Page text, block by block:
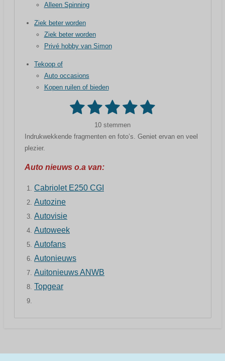
Alleen Spinning
Ziek beter worden
Ziek beter worden
Privé hobby van Simon
Tekoop of
Auto occasions
Kopen ruilen of bieden
i
n
g
5
e
e
1
t
r
2
t
r
r
3
s
t
r
4
s
t
5
t
m
e
10 stemmen
Indrukwekkende fragmenten en foto’s. Geniet ervan en veel
plezier.
Auto nieuws o.a van:
Cabriolet E250 CGI
Autozine
Autovisie
Autoweek
Autofans
Autonieuws
Auitonieuws ANWB
Topgear